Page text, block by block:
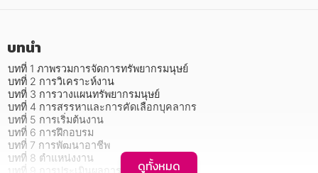
หมวดหมู่หนังสือ
อาหาร สุขภาพ การแพทย์
ศิลปะ บันเทิง กีฬา ท่องเที่ยว
สังคม วัฒนธรรม การปกครอง ศาสนาและปรัชญา
บทนำ
บทที่ 1 ภาพรวมการจัดการทรัพยากรมนุษย์
บทที่ 2 การวิเคราะห์งาน
บทที่ 3 การวางแผนทรัพยากรมนุษย์
บทที่ 4 การสรรหาและการคัดเลือกบุคลากร
บทที่ 5 การเริ่มต้นงาน
บทที่ 6 การฝึกอบรม
บทที่ 7 การพัฒนาอาชีพ
บทที่ 8 ตำแหน่งงาน
บทที่ 9 การประเมินผลการปฏิบัติงาน
ดูทั้งหมด